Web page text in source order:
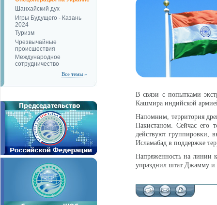
Шанхайский дух
Игры Будущего - Казань
2024
Туризм
Чрезвычайные
происшествия
Международное
сотрудничество
Все темы »
В связи с попытками
Кашмира индийской
Напомним, территория
Пакистаном. Сейчас его
действуют группировки,
Исламабад в поддержке
Напряженность на линии
упразднил штат Джамму и